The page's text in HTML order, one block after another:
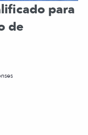
para
de